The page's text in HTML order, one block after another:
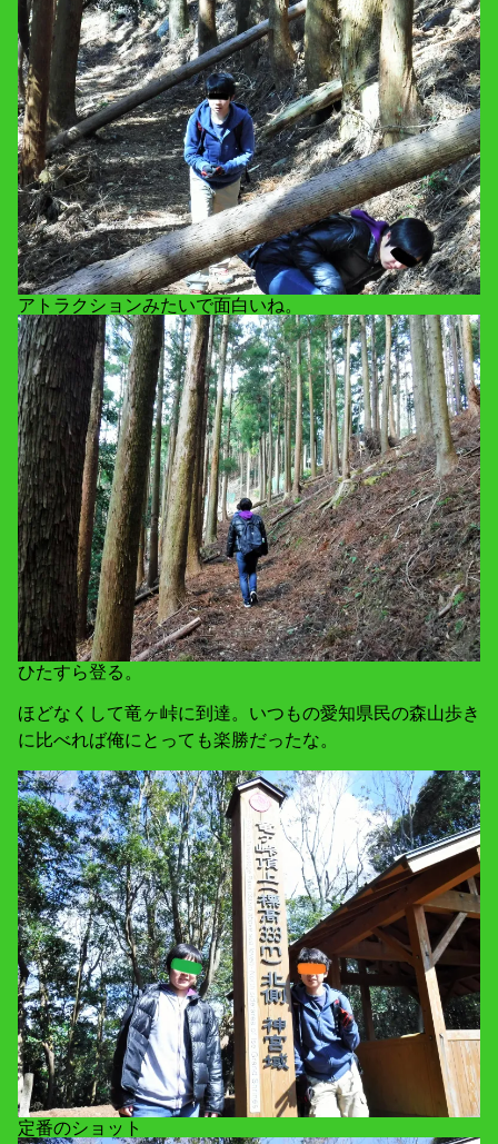
アトラクションみたいで面白いね。
ひたすら登る。
ほどなくして竜ヶ峠に到達。いつもの愛知県民の森山歩き
に比べれば俺にとっても楽勝だったな。
定番のショット